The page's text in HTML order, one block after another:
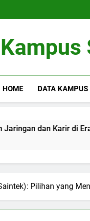
Kampus
HOME DATA KAMPUS
dan Karir di Era Digital
Pilihan yang